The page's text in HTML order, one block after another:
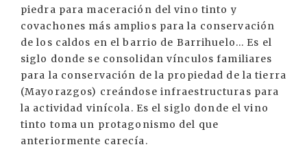
piedra para maceración del vino tinto y
covachones más amplios para la conservación
de los caldos en el barrio de Barrihuelo... Es el
siglo donde se consolidan vínculos familiares
para la conservación de la propiedad de la tierra
(Mayorazgos) creándose infraestructuras para
la actividad vinícola. Es el siglo donde el vino
tinto toma un protagonismo del que
anteriormente carecía.